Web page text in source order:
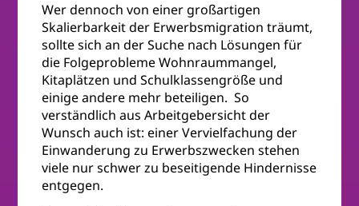
Wer dennoch von einer großartigen
Skalierbarkeit der Erwerbsmigration träumt,
sollte sich an der Suche nach Lösungen für
die Folgeprobleme Wohnraummangel,
Kitaplätzen und Schulklassengröße und
einige andere mehr beteiligen. So
verständlich aus Arbeitgebersicht der
Wunsch auch ist: einer Vervielfachung der
Einwanderung zu Erwerbszwecken stehen
viele nur schwer zu beseitigende Hindernisse
entgegen.